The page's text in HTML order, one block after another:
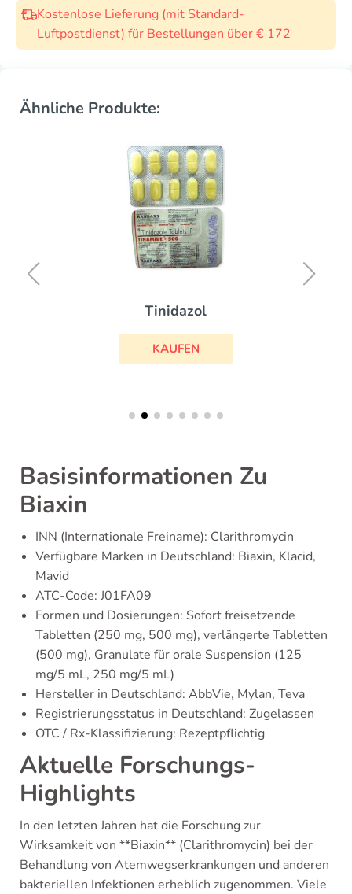
Kostenlose Lieferung (mit Standard-
Luftpostdienst) für Bestellungen über € 172
Ähnliche Produkte:
Tinidazol
KAUFEN
Basisinformationen Zu
Biaxin
INN (Internationale Freiname): Clarithromycin
Verfügbare Marken in Deutschland: Biaxin, Klacid,
Mavid
ATC-Code: J01FA09
Formen und Dosierungen: Sofort freisetzende
Tabletten (250 mg, 500 mg), verlängerte Tabletten
(500 mg), Granulate für orale Suspension (125
mg/5 mL, 250 mg/5 mL)
Hersteller in Deutschland: AbbVie, Mylan, Teva
Registrierungsstatus in Deutschland: Zugelassen
OTC / Rx-Klassifizierung: Rezeptpflichtig
Aktuelle Forschungs-
Highlights
In den letzten Jahren hat die Forschung zur
Wirksamkeit von **Biaxin** (Clarithromycin) bei der
Behandlung von Atemwegserkrankungen und anderen
bakteriellen Infektionen erheblich zugenommen. Viele